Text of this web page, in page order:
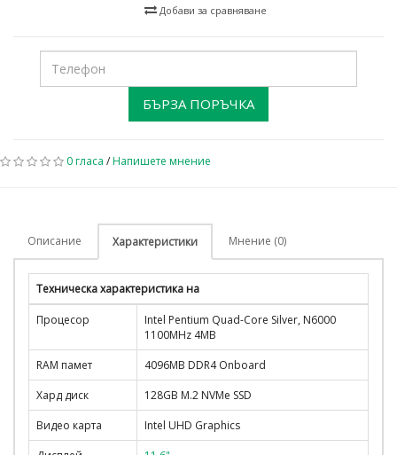
Добави за сравняване
БЪРЗА ПОРЪЧКА
0 гласа /Напишете мнение
Описание Характеристики Мнение (0)
Техническа характеристика на
Процесор
Intel Pentium Quad-Core Silver, N6000
1100MHz 4MB
RAM памет
4096MB DDR4 Onboard
Хард диск
128GB M.2 NVMe SSD
Видео карта
Intel UHD Graphics